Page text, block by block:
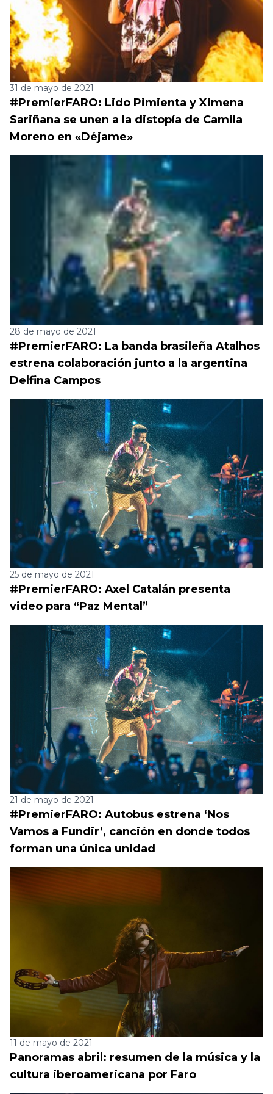
31 de mayo de 2021
#PremierFARO: Lido Pimienta y Ximena
Sariñana se unen a la distopía de Camila
Moreno en «Déjame»
28 de mayo de 2021
#PremierFARO: La banda brasileña Atalhos
estrena colaboración junto a la argentina
Delfina Campos
25 de mayo de 2021
#PremierFARO: Axel Catalán presenta
video para “Paz Mental”
21 de mayo de 2021
#PremierFARO: Autobus estrena ‘Nos
Vamos a Fundir’, canción en donde todos
forman una única unidad
11 de mayo de 2021
Panoramas abril: resumen de la música y la
cultura iberoamericana por Faro